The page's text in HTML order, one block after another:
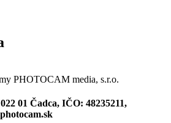
PHOTOCAM media, s.r.o.
01 Čadca, IČO: 48235211,